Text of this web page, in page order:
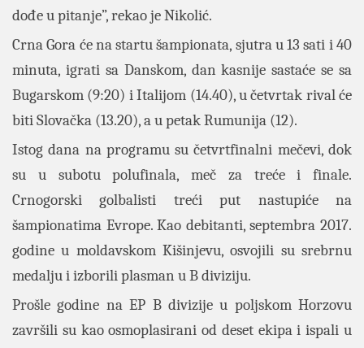
dođe u pitanje”, rekao je Nikolić.
Crna Gora će na startu šampionata, sjutra u 13 sati i 40
minuta, igrati sa Danskom, dan kasnije sastaće se sa
Bugarskom (9:20) i Italijom (14.40), u četvrtak rival će
biti Slovačka (13.20), a u petak Rumunija (12).
Istog dana na programu su četvrtfinalni mečevi, dok
su u subotu polufinala, meč za treće i finale.
Crnogorski golbalisti treći put nastupiće na
šampionatima Evrope. Kao debitanti, septembra 2017.
godine u moldavskom Kišinjevu, osvojili su srebrnu
medalju i izborili plasman u B diviziju.
Prošle godine na EP B divizije u poljskom Horzovu
završili su kao osmoplasirani od deset ekipa i ispali u